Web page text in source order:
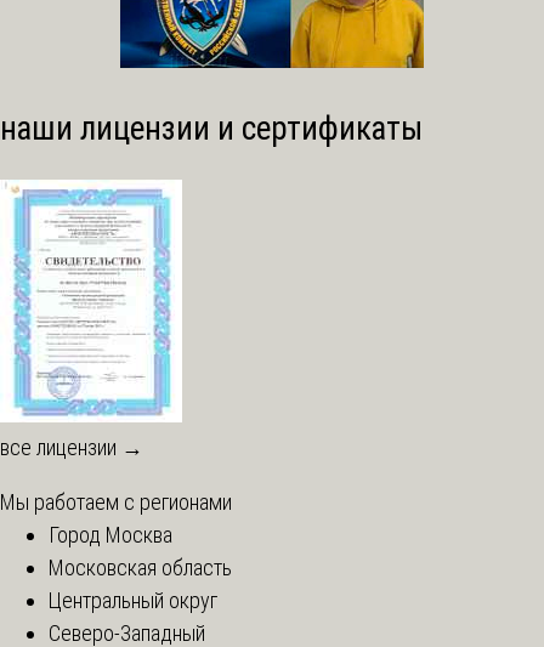
наши лицензии и сертификаты
все лицензии →
Мы работаем с регионами
Город Москва
Московская область
Центральный округ
Северо-Западный